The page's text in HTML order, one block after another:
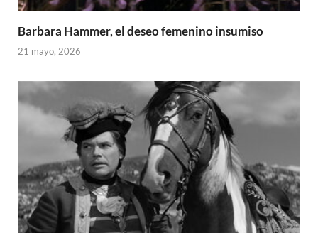
Barbara Hammer, el deseo femenino insumiso
21 mayo, 2026